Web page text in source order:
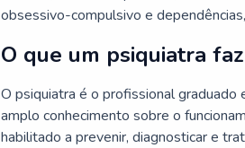
obsessivo-compulsivo e
O que um psiquiatra faz
O psiquiatra é o profissional graduado
amplo conhecimento sobre o
habilitado a prevenir, diagnosticar e